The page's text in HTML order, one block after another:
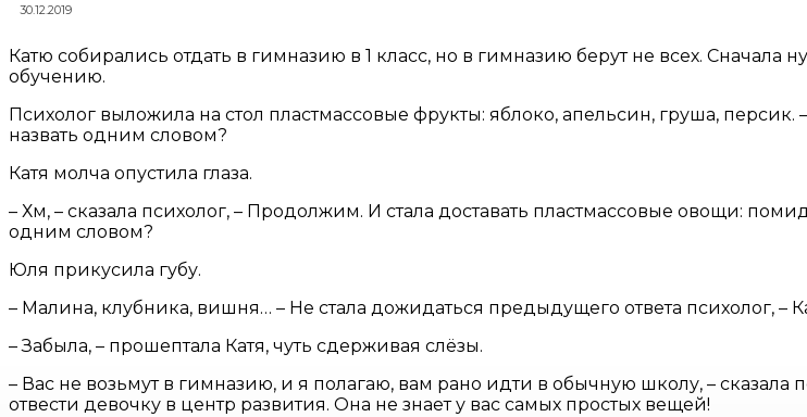
30.12.2019
Катю собирались отдать в гимназию в 1 класс, но в гимназию берут не всех. Сначала
обучению.
Психолог выложила на стол пластмассовые фрукты: яблоко, апельсин, груша, персик.
назвать одним словом?
Катя молча опустила глаза.
– Хм, – сказала психолог, – Продолжим. И стала доставать пластмассовые овощи:
одним словом?
Юля прикусила губу.
– Малина, клубника, вишня… – Не стала дожидаться предыдущего ответа психолог, –
– Забыла, – прошептала Катя, чуть сдерживая слёзы.
– Вас не возьмут в гимназию, и я полагаю, вам рано идти в обычную школу, –
отвести девочку в центр развития. Она не знает у вас самых простых вещей!